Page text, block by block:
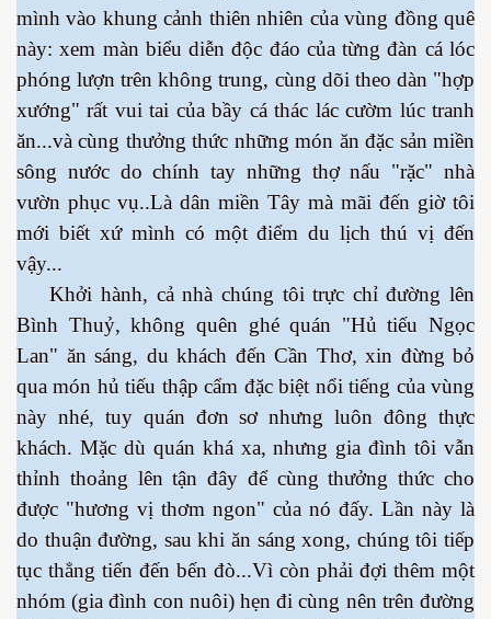
mình vào khung cảnh thiên nhiên của vùng đồng quê
này: xem màn biểu diễn độc đáo của từng đàn cá lóc
phóng lượn trên không trung, cùng dõi theo dàn "hợp
xướng" rất vui tai của bầy cá thác lác cườm lúc tranh
ăn...và cùng thưởng thức những món ăn đặc sản miền
sông nước do chính tay những thợ nấu "rặc" nhà
vườn phục vụ..Là dân miền Tây mà mãi đến giờ tôi
mới biết xứ mình có một điểm du lịch thú vị đến
vậy...
Khởi hành, cả nhà chúng tôi trực chỉ đường lên
Bình Thuỷ, không quên ghé quán "Hủ tiếu Ngọc
Lan" ăn sáng, du khách đến Cần Thơ, xin đừng bỏ
qua món hủ tiếu thập cẩm đặc biệt nổi tiếng của vùng
này nhé, tuy quán đơn sơ nhưng luôn đông thực
khách. Mặc dù quán khá xa, nhưng gia đình tôi vẫn
thỉnh thoảng lên tận đây để cùng thưởng thức cho
được "hương vị thơm ngon" của nó đấy. Lần này là
do thuận đường, sau khi ăn sáng xong, chúng tôi tiếp
tục thẳng tiến đến bến đò...Vì còn phải đợi thêm một
nhóm (gia đình con nuôi) hẹn đi cùng nên trên đường